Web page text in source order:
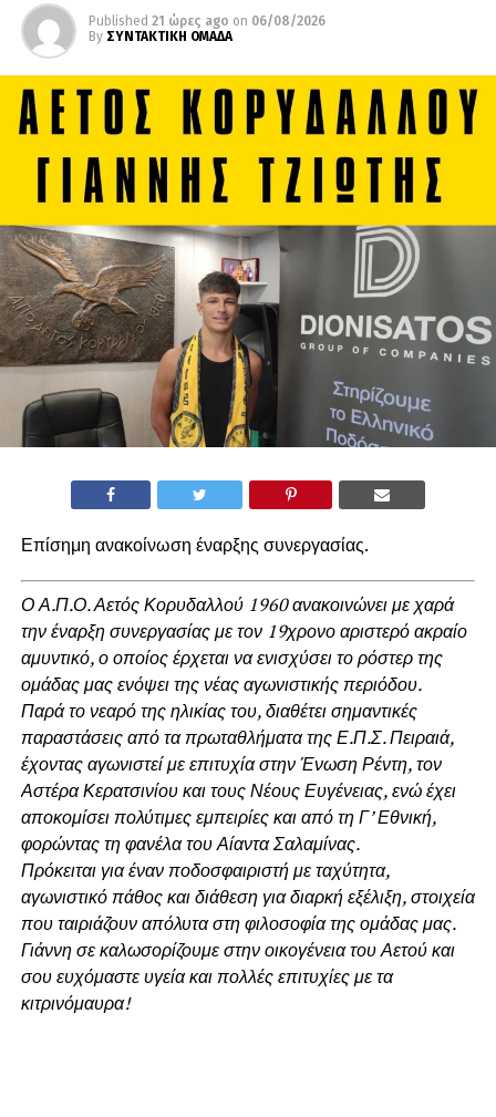
Published 21 ώρες ago on 06/08/2026
By ΣΥΝΤΑΚΤΙΚΗ ΟΜΑΔΑ
Επίσημη ανακοίνωση έναρξης συνεργασίας.
Ο Α.Π.Ο. Αετός Κορυδαλλού 1960 ανακοινώνει με χαρά
την έναρξη συνεργασίας με τον 19χρονο αριστερό ακραίο
αμυντικό, ο οποίος έρχεται να ενισχύσει το ρόστερ της
ομάδας μας ενόψει της νέας αγωνιστικής περιόδου.
Παρά το νεαρό της ηλικίας του, διαθέτει σημαντικές
παραστάσεις από τα πρωταθλήματα της Ε.Π.Σ. Πειραιά,
έχοντας αγωνιστεί με επιτυχία στην Ένωση Ρέντη, τον
Αστέρα Κερατσινίου και τους Νέους Ευγένειας, ενώ έχει
αποκομίσει πολύτιμες εμπειρίες και από τη Γ’ Εθνική,
φορώντας τη φανέλα του Αίαντα Σαλαμίνας.
Πρόκειται για έναν ποδοσφαιριστή με ταχύτητα,
αγωνιστικό πάθος και διάθεση για διαρκή εξέλιξη, στοιχεία
που ταιριάζουν απόλυτα στη φιλοσοφία της ομάδας μας.
Γιάννη σε καλωσορίζουμε στην οικογένεια του Αετού και
σου ευχόμαστε υγεία και πολλές επιτυχίες με τα
κιτρινόμαυρα!